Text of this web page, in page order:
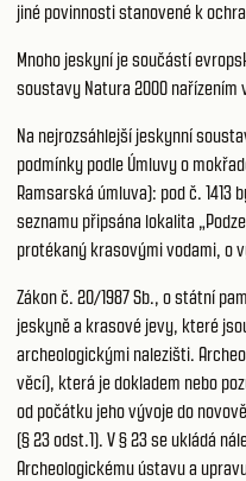
jiné povinnosti stanovené k
Mnoho jeskyní je součástí
soustavy Natura 2000 nařízením
Na nejrozsáhlejší jeskynní
podmínky podle Úmluvy o
Ramsarská úmluva): pod č. 1413
seznamu připsána lokalita
protékaný krasovými vodami, o
Zákon č. 20/1987 Sb., o státní
jeskyně a krasové jevy, které
archeologickými nalezišti.
věcí), která je dokladem nebo
od počátku jeho vývoje do
(§ 23 odst.1). V § 23 se ukládá
Archeologickému ústavu a